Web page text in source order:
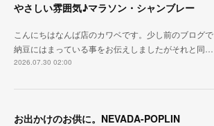
やさしい雰囲気♪マラソン・シャンブレー
こんにちはなんば店のカワベです。少し前のブログで
納豆にはまっている事をお伝えしましたがそれと同…
2026.07.30 02:00
お出かけのお供に。NEVADA-POPLIN